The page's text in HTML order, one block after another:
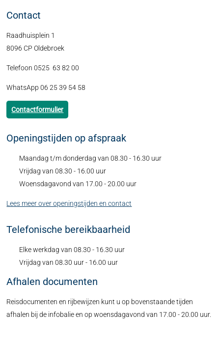
Contact
Raadhuisplein 1
8096 CP Oldebroek
Telefoon 0525 63 82 00
WhatsApp 06 25 39 54 58
Contactformulier
Openingstijden op afspraak
Maandag t/m donderdag van 08.30 - 16.30 uur
Vrijdag van 08.30 - 16.00 uur
Woensdagavond van 17.00 - 20.00 uur
Lees meer over openingstijden en contact
Telefonische bereikbaarheid
Elke werkdag van 08.30 - 16.30 uur
Vrijdag van 08.30 uur - 16.00 uur
Afhalen documenten
Reisdocumenten en rijbewijzen kunt u op bovenstaande tijden
afhalen bij de infobalie en op woensdagavond van 17.00 - 20.00 uur.